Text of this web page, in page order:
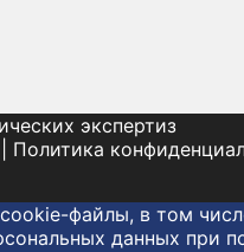
экспертиз
Политика
файлы, в том
данных